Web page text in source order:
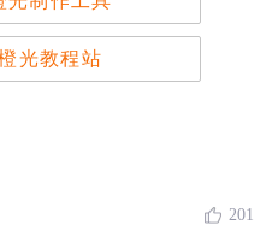
光教程站
201